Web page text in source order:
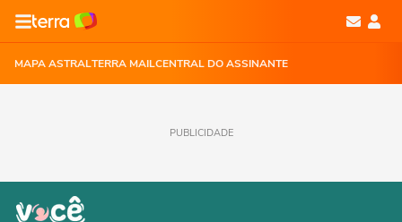
MAPA ASTRALTERRA MAILCENTRAL DO ASSINANTE
PUBLICIDADE